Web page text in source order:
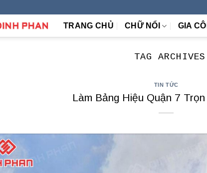
TRANG CHỦ CHỮ NỔI GIA
TAG
TIN TỨC
Làm Bảng Hiệu Quận 7